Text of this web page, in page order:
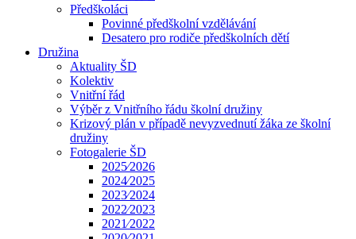
Předškoláci
Povinné předškolní vzdělávání
Desatero pro rodiče předškolních dětí
Družina
Aktuality ŠD
Kolektiv
Vnitřní řád
Výběr z Vnitřního řádu školní družiny
Krizový plán v případě nevyzvednutí žáka ze školní
družiny
Fotogalerie ŠD
2025⁄2026
2024⁄2025
2023⁄2024
2022⁄2023
2021⁄2022